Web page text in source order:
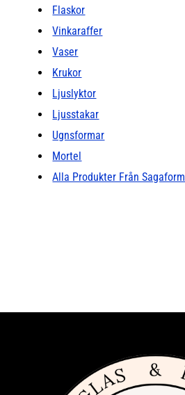
Flaskor
Vinkaraffer
Vaser
Krukor
Ljuslyktor
Ljusstakar
Ugnsformar
Mortel
Alla Produkter Från Sagaform